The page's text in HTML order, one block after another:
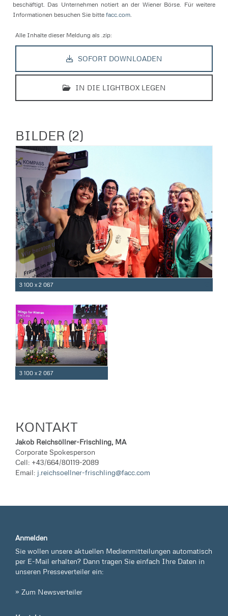
beschäftigt. Das Unternehmen notiert an der Wiener Börse. Für weitere
Informationen besuchen Sie bitte facc.com.
Alle Inhalte dieser Meldung als .zip:
SOFORT DOWNLOADEN
IN DIE LIGHTBOX LEGEN
BILDER (2)
3 100 x 2 067
3 100 x 2 067
KONTAKT
Jakob Reichsöllner-Frischling, MA
Corporate Spokesperson
Cell: +43/664/80119-2089
Email: j.reichsoellner-frischling@facc.com
Anmelden
Sie wollen unsere aktuellen Medienmitteilungen automatisch
per E-Mail erhalten? Dann tragen Sie einfach Ihre Daten in
unseren Presseverteiler ein:
» Zum Newsverteiler